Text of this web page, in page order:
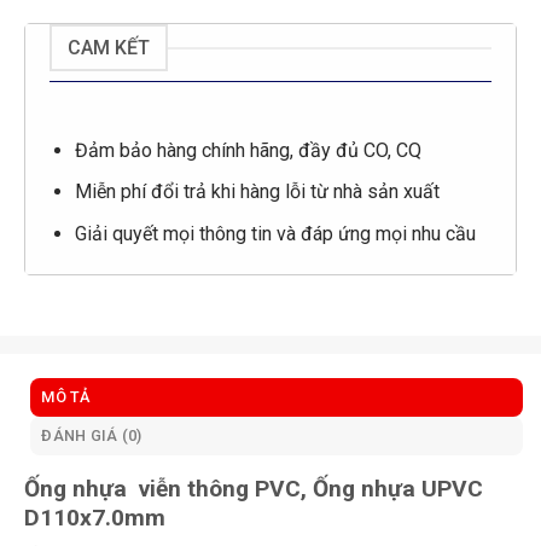
CAM KẾT
Đảm bảo hàng chính hãng, đầy đủ CO, CQ
Miễn phí đổi trả khi hàng lỗi từ nhà sản xuất
Giải quyết mọi thông tin và đáp ứng mọi nhu cầu
MÔ TẢ
ĐÁNH GIÁ (0)
Ống nhựa viễn thông PVC, Ống nhựa UPVC
D110x7.0mm